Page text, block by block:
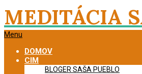
Skip
to
content
MEDITÁCIA
Primary
Menu
Menu
DOMOV
CIM
BLOGER SAŠA PUEBLO